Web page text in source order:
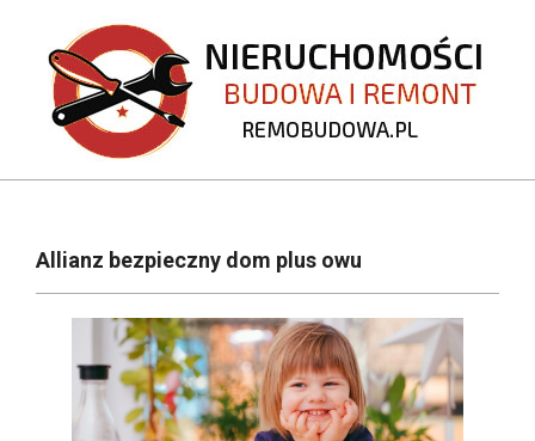
content
REMOBUDOWA.PL
NavigationAllianz bezpieczny dom plus owu